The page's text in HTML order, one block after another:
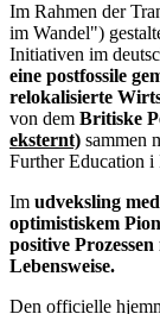
Im Rahmen der
im Wandel")
Initiativen im
eine postfossile
relokalisierte
von dem Britiske
eksternt) sammen
Further Education i
Im udveksling
optimistiskem
positive
Lebensweise.
Den officielle